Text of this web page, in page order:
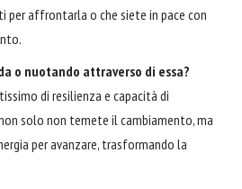
per affrontarla o che siete in pace con
o nuotando attraverso di essa?
di resilienza e capacità di
solo non temete il cambiamento, ma
per avanzare, trasformando la